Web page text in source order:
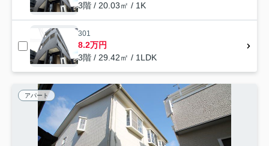
3階 / 20.03㎡ / 1K
301
8.2万円
3階 / 29.42㎡ / 1LDK
アパート